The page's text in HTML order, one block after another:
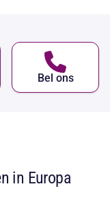
Bel ons
in Europa